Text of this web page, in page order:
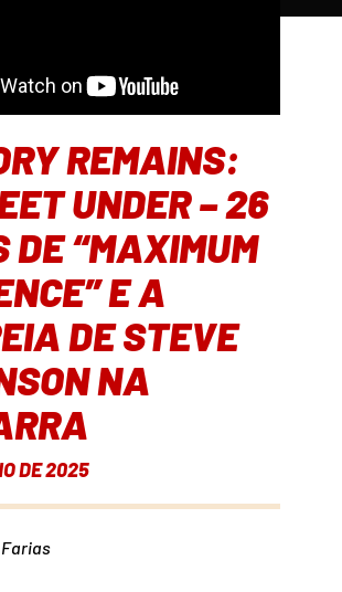
REMAINS:
UNDER – 26
DE “MAXIMUM
E A
DE STEVE
NA
DE 2025